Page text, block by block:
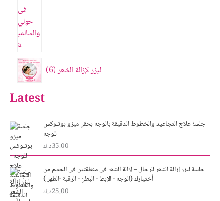
ليزر لإزالة الشعر 6
Latest
جلسة علاج التجاعيد والخطوط الدقيقة بالوجه بحقن ميزو بوتـوكس
للوجه
35.00د.ك
جلسة ليزر إزالة الشعر للرجال – إزالة الشعر فى منطقتين فى الجسم من
أختيارك (الوجه - الإبط - البطن - الرقبة -الظهر )
25.00د.ك